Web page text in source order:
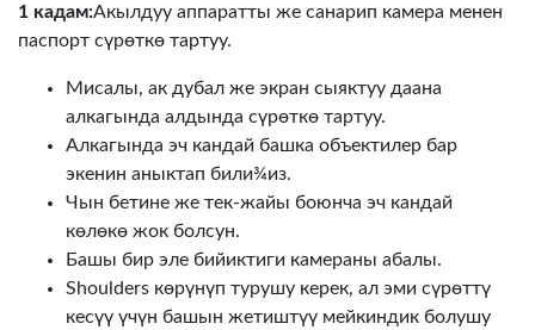
1 кадам:Акылдуу аппаратты же санарип камера менен
паспорт сүрөткө тартуу.
Мисалы, ак дубал же экран сыяктуу даана
алкагында алдында сүрөткө тартуу.
Алкагында эч кандай башка объектилер бар
экенин аныктап били¾из.
Чын бетине же тек-жайы боюнча эч кандай
көлөкө жок болсун.
Башы бир эле бийиктиги камераны абалы.
Shoulders көрүнүп турушу керек, ал эми сүрөттү
кесүү үчүн башын жетиштүү мейкиндик болушу